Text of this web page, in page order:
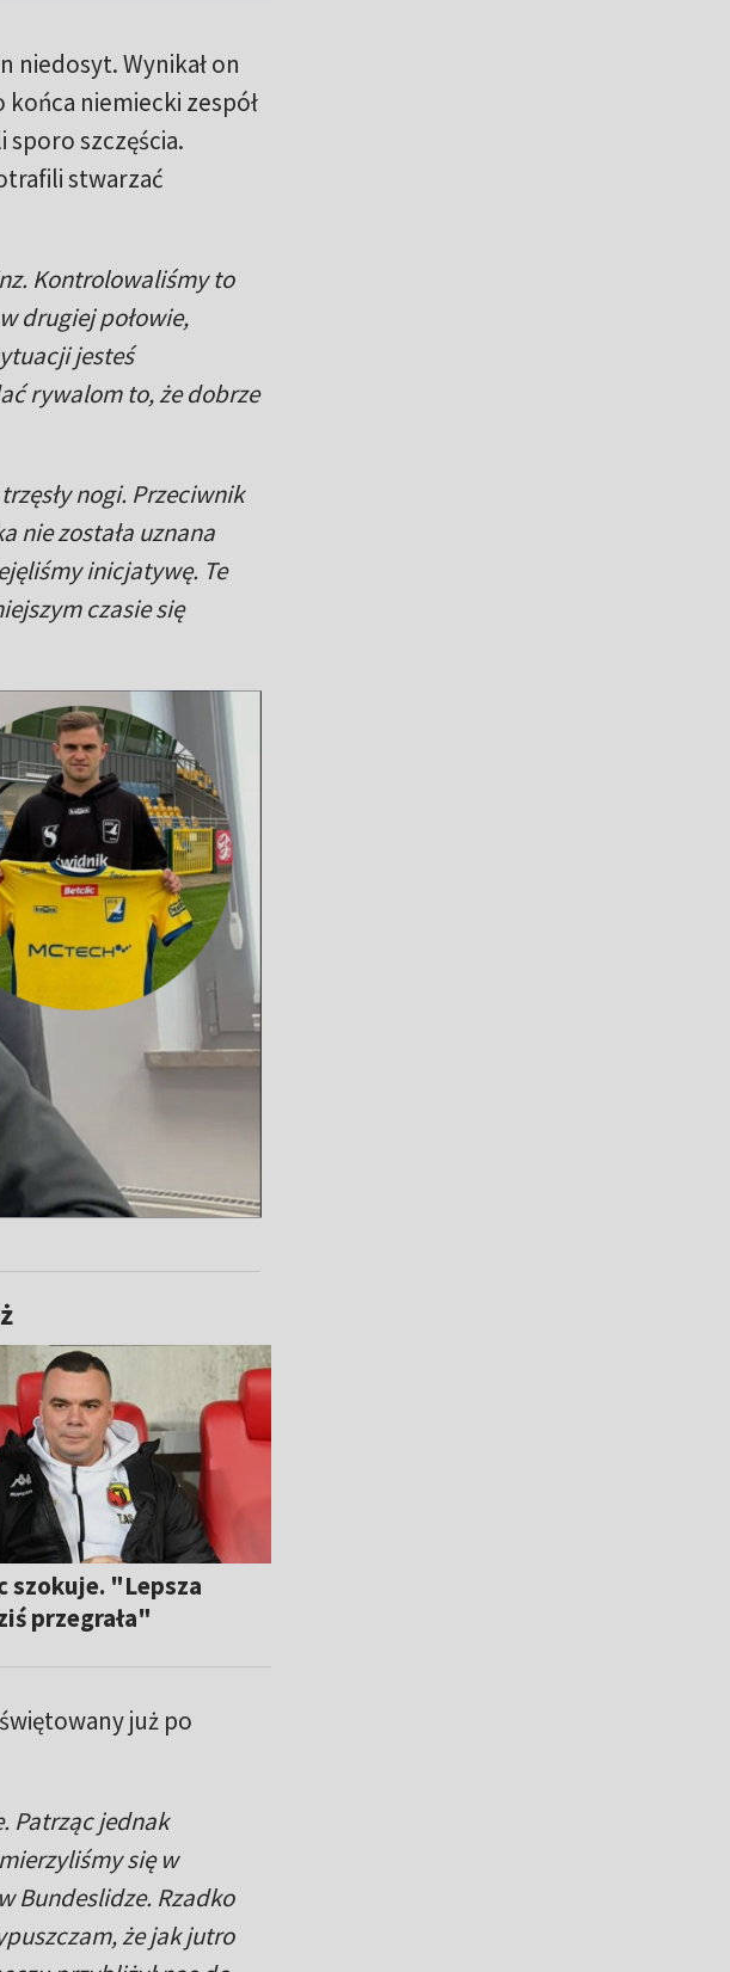
niedosyt. Wynikał on
niemiecki zespół
sporo szczęścia.
stwarzać
Kontrolowaliśmy to
drugiej połowie,
jesteś
rywalom to, że dobrze
nogi. Przeciwnik
nie została uznana
inicjatywę. Te
czasie się
szokuje. "Lepsza
przegrała"
już po
Patrząc jednak
się w
Bundeslidze. Rzadko
że jak jutro